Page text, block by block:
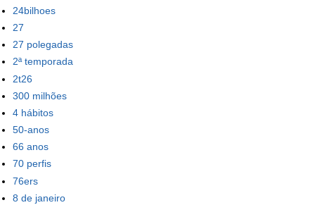
24bilhoes
27
27 polegadas
2ª temporada
2t26
300 milhões
4 hábitos
50-anos
66 anos
70 perfis
76ers
8 de janeiro